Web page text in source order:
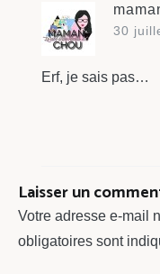
30
Erf, je sais pas…
Laisser un
Votre adresse e-mail
obligatoires sont